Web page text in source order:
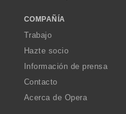
COMPAÑÍA
Trabajo
Hazte socio
Información de prensa
Contacto
Acerca de Opera